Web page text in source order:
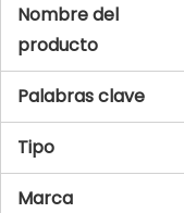
Nombre del
producto
Palabras clave
Tipo
Marca